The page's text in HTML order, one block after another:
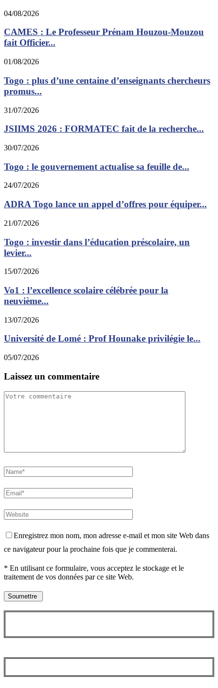
04/08/2026
CAMES : Le Professeur Prénam Houzou-Mouzou
fait Officier...
01/08/2026
Togo : plus d’une centaine d’enseignants chercheurs
promus...
31/07/2026
JSIIMS 2026 : FORMATEC fait de la recherche...
30/07/2026
Togo : le gouvernement actualise sa feuille de...
24/07/2026
ADRA Togo lance un appel d’offres pour équiper...
21/07/2026
Togo : investir dans l’éducation préscolaire, un
levier...
15/07/2026
Vo1 : l’excellence scolaire célébrée pour la
neuvième...
13/07/2026
Université de Lomé : Prof Hounake privilégie le...
05/07/2026
Laissez un commentaire
Enregistrez mon nom, mon adresse e-mail et mon site Web dans
ce navigateur pour la prochaine fois que je commenterai.
* En utilisant ce formulaire, vous acceptez le stockage et le
traitement de vos données par ce site Web.